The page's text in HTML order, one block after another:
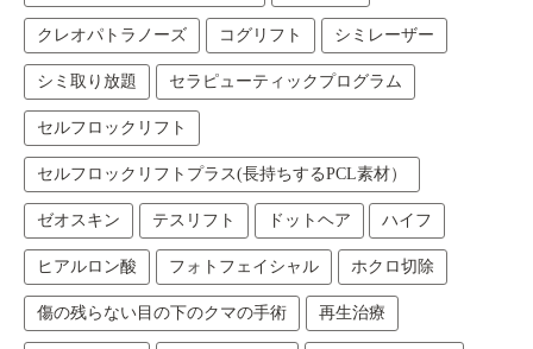
クレオパトラノーズ コグリフト シミレーザー
シミ取り放題 セラピューティックプログラム
セルフロックリフト
セルフロックリフトプラス(長持ちするPCL素材）
ゼオスキン テスリフト ドットヘア ハイフ
ヒアルロン酸 フォトフェイシャル ホクロ切除
傷の残らない目の下のクマの手術 再生治療